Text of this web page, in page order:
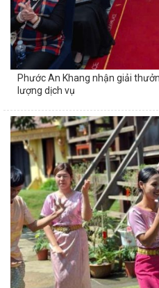
Phước An Khang nhận giải
lượng dịch vụ